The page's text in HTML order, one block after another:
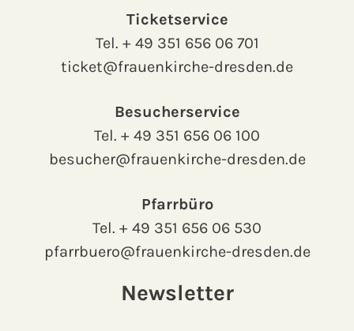
Ticketservice
Tel. + 49 351 656 06 701
ticket@frauenkirche-dresden.de
Besucherservice
Tel. + 49 351 656 06 100
besucher@frauenkirche-dresden.de
Pfarrbüro
Tel. + 49 351 656 06 530
pfarrbuero@frauenkirche-dresden.de
Newsletter